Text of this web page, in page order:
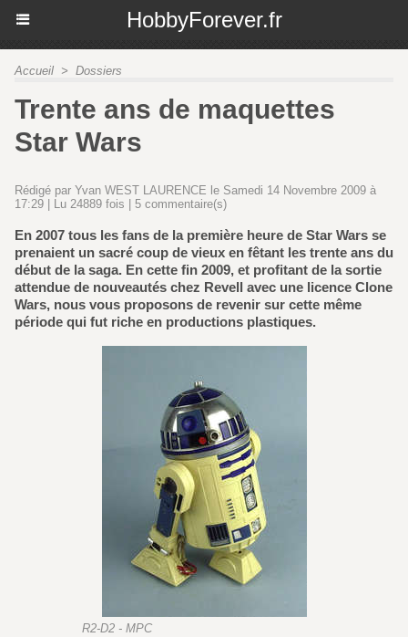
HobbyForever.fr
Accueil > Dossiers
Trente ans de maquettes
Star Wars
Rédigé par Yvan WEST LAURENCE le Samedi 14 Novembre 2009 à
17:29 | Lu 24889 fois | 5 commentaire(s)
En 2007 tous les fans de la première heure de Star Wars se
prenaient un sacré coup de vieux en fêtant les trente ans du
début de la saga. En cette fin 2009, et profitant de la sortie
attendue de nouveautés chez Revell avec une licence Clone
Wars, nous vous proposons de revenir sur cette même
période qui fut riche en productions plastiques.
R2-D2 - MPC